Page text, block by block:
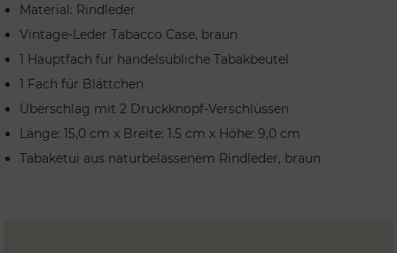
Material: Rindleder
Vintage-Leder Tabacco Case, braun
1 Hauptfach für handelsübliche Tabakbeutel
1 Fach für Blättchen
Überschlag mit 2 Druckknopf-Verschlüssen
Länge: 15,0 cm x Breite: 1.5 cm x Höhe: 9,0 cm
Tabaketui aus naturbelassenem Rindleder, braun